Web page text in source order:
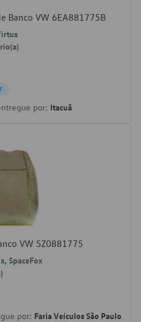
Banco VW 6EA881775B
por: Itacuã
VW 5Z0881775
SpaceFox
por: Faria Veículos São Paulo